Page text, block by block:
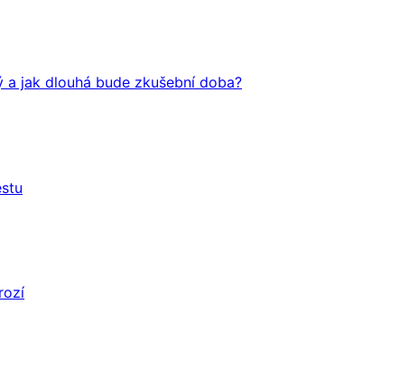
jak dlouhá bude zkušební doba?